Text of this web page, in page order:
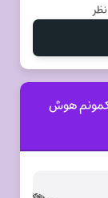
کمونم هوش